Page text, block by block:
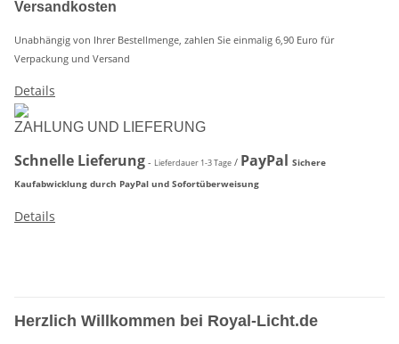
Versandkosten
Unabhängig von Ihrer Bestellmenge, zahlen Sie einmalig 6,90 Euro für
Verpackung und Versand
Details
ZAHLUNG UND LIEFERUNG
Schnelle Lieferung - Lieferdauer 1-3 Tage / PayPal Sichere
Kaufabwicklung durch PayPal und Sofortüberweisung
Details
Herzlich Willkommen bei Royal-Licht.de